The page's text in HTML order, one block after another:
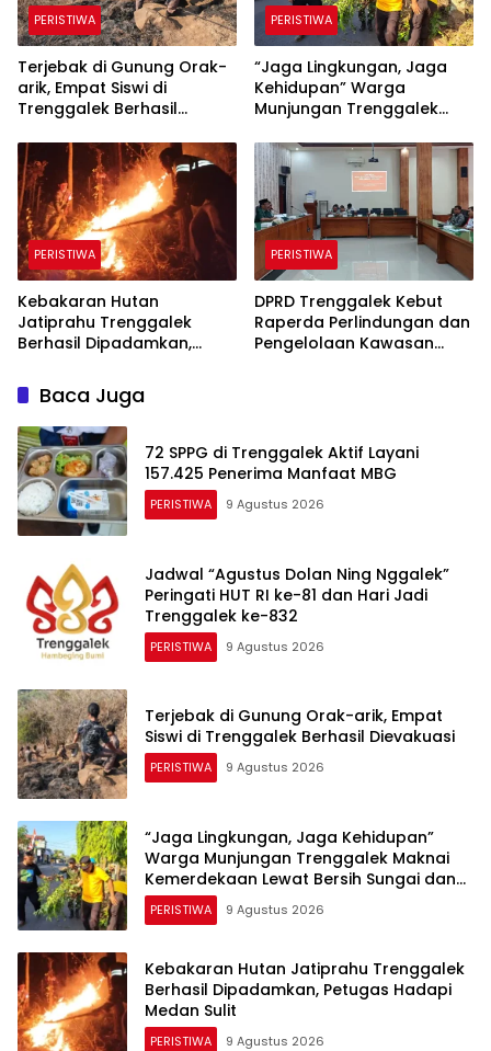
PERISTIWA
Terjebak di Gunung Orak-
arik, Empat Siswi di
Trenggalek Berhasil
PERISTIWA
“​Jaga Lingkungan, Jaga
Kehidupan” Warga
Munjungan Trenggalek
Lewat Bersih Sungai dan
Donor Darah
PERISTIWA
Kebakaran Hutan
Jatiprahu Trenggalek
Berhasil Dipadamkan,
Sulit
PERISTIWA
DPRD Trenggalek Kebut
Raperda Perlindungan dan
Pengelolaan Kawasan
Baca Juga
72 SPPG di Trenggalek Aktif Layani
157.425 Penerima Manfaat MBG
PERISTIWA 9 Agustus 2026
Jadwal “Agustus Dolan Ning Nggalek”
Peringati HUT RI ke-81 dan Hari Jadi
Trenggalek ke-832
PERISTIWA 9 Agustus 2026
Terjebak di Gunung Orak-arik, Empat
Siswi di Trenggalek Berhasil Dievakuasi
PERISTIWA 9 Agustus 2026
“​Jaga Lingkungan, Jaga Kehidupan”
Warga Munjungan Trenggalek Maknai
Kemerdekaan Lewat Bersih Sungai dan
Donor Darah
PERISTIWA 9 Agustus 2026
Kebakaran Hutan Jatiprahu Trenggalek
Berhasil Dipadamkan, Petugas Hadapi
Medan Sulit
PERISTIWA 9 Agustus 2026